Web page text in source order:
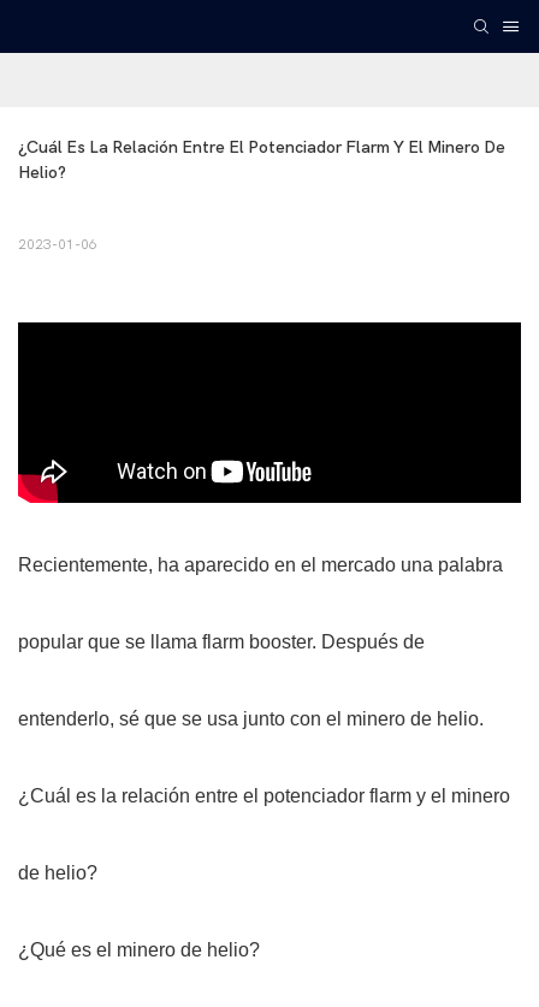
¿Cuál Es La Relación Entre El Potenciador Flarm Y El Minero De
Helio?
2023-01-06
Recientemente, ha aparecido en el mercado una palabra
popular que se llama flarm booster. Después de
entenderlo, sé que se usa junto con el minero de helio.
¿Cuál es la relación entre el potenciador flarm y el minero
de helio?
¿Qué es el minero de helio?